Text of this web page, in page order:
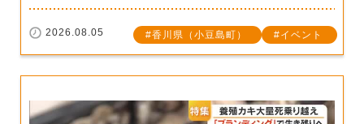
2026.08.05 香川県（小豆島町） イベント